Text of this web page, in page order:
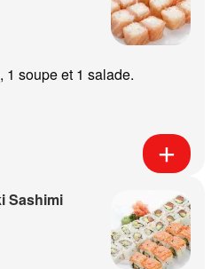
1 soupe et 1 salade.
Sashimi